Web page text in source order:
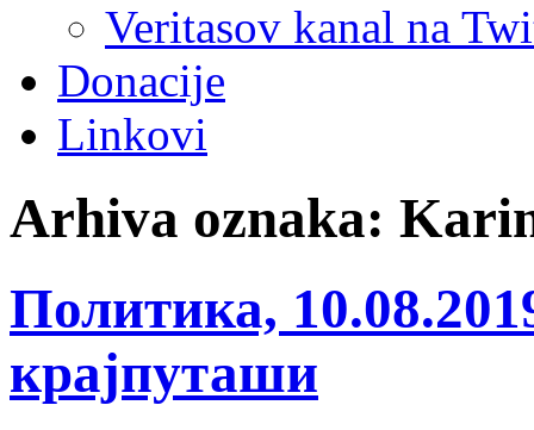
Veritasov kanal na
Donacije
Linkovi
Arhiva oznaka:
Политика,
крајпуташи